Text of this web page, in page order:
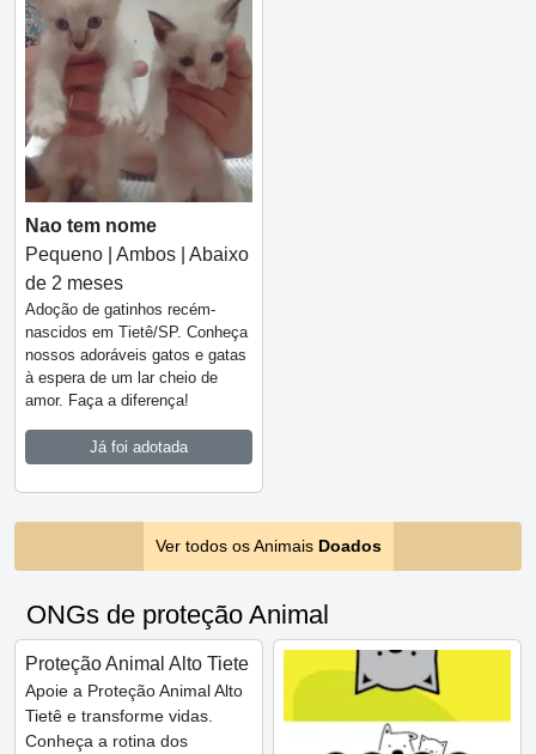
Nao tem nome
Pequeno | Ambos | Abaixo
de 2 meses
Adoção de gatinhos recém-
nascidos em Tietê/SP. Conheça
nossos adoráveis gatos e gatas
à espera de um lar cheio de
amor. Faça a diferença!
Já foi adotada
Ver todos os Animais Doados
ONGs de proteção Animal
Proteção Animal Alto Tiete
Apoie a Proteção Animal Alto
Tietê e transforme vidas.
Conheça a rotina dos